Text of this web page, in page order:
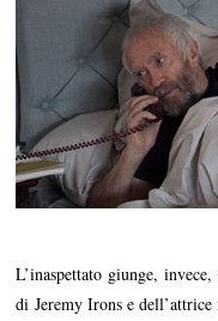
L’inaspettato giunge,
di Jeremy Irons e dell’attrice